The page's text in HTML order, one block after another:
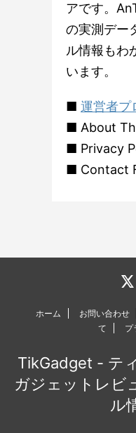
アです。
の実測デー
ル情報もわ
います。
■ 運営者プ
■ About
■ Privacy
■ Contact
ホーム お問い合わせ
て
プ
TikGadget - テ
ガジェットレビ
ル